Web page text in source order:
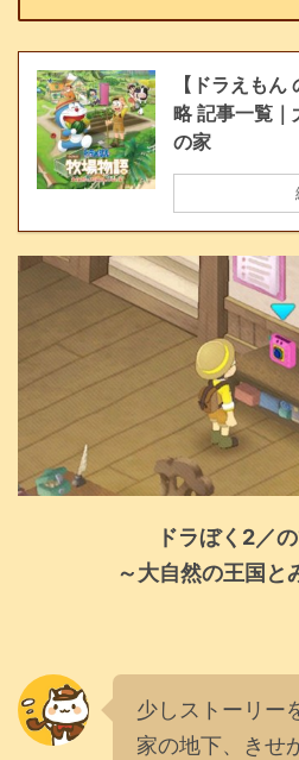
【ドラえも
略 記事一覧｜
の家
ドラぼく2／
～大自然の王国と
少しストーリー
家の地下、きせ